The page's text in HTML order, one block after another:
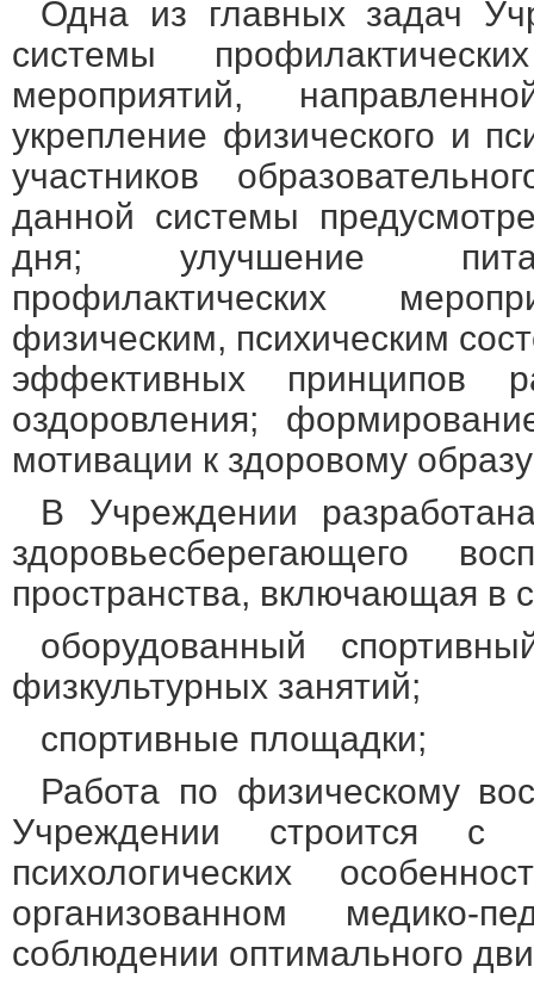
Одна из главных задач
системы
мероприятий,
укрепление физического и
участников
данной системы
дня; улучшение
профилактических
физическим, психическим
эффективных принципов
оздоровления;
мотивации к здоровому
В Учреждении
здоровьесберегающего
пространства, включающая в
оборудованный
физкультурных занятий;
спортивные площадки;
Работа по физическому
Учреждении строится с
психологических
организованном медико-
соблюдении оптимального